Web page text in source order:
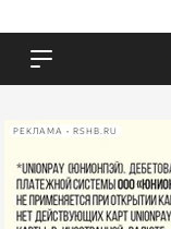
РЕКЛАМА • RSHB.RU